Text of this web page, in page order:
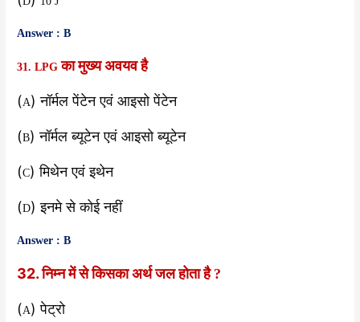
Answer : B
31. LPGका मुख्य अवयव है
(A) नॉर्मल पेंटेन एवं आइसो पेंटेन
(B) नॉर्मल ब्यूटेन एवं आइसो ब्यूटेन
(C) मिथेन एवं इथेन
(D) इनमे से कोई नहीं
Answer : B
32. निम्न में से किसका अर्थ जल होता है ?
(A) पेट्रो